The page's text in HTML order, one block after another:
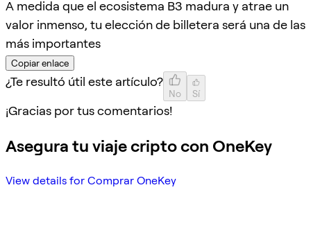
A medida que el ecosistema B3 madura y atrae un
valor inmenso, tu elección de billetera será una de las
más importantes
Copiar enlace
¿Te resultó útil este artículo?
No Sí
¡Gracias por tus comentarios!
Asegura tu viaje cripto con OneKey
View details for Comprar OneKey